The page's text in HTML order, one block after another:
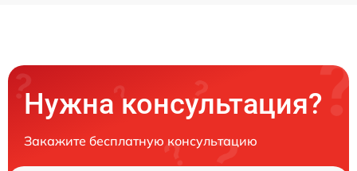
Нужна консультация?
Закажите бесплатную консультацию